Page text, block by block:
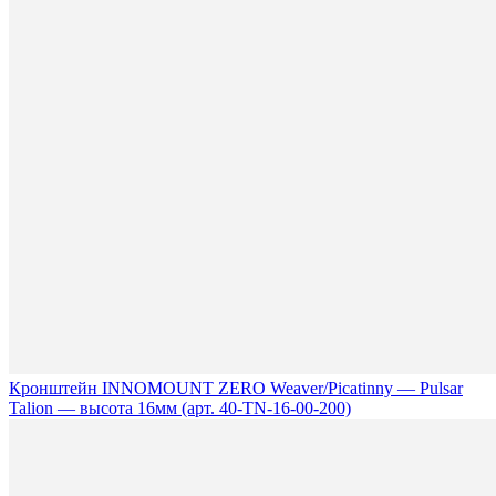
Кронштейн INNOMOUNT ZERO Weaver/Picatinny — Pulsar
Talion — высота 16мм (арт. 40-TN-16-00-200)